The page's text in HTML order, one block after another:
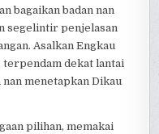
bagaikan badan nan
segelintir penjelasan
Asalkan Engkau
terpendam dekat lantai
menetapkan Dikau
pilihan, memakai